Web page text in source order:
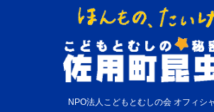
NPO法人こどもとむしの会 オフィシ